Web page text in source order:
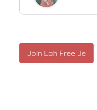
Join Lah Free Je